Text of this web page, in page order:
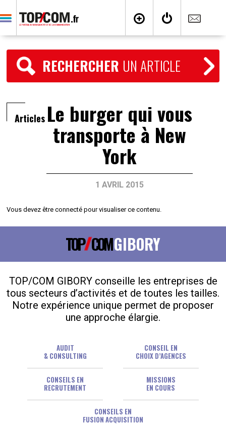
RECHERCHER UN ARTICLE
Articles Le burger qui vous
transporte à New
York
1 AVRIL 2015
Vous devez être connecté pour visualiser ce contenu.
TOP COMGIBORY
TOP/COM GIBORY conseille les entreprises de
tous secteurs d’activités et de toutes les tailles.
Notre expérience unique permet de proposer
une approche élargie.
AUDIT
& CONSULTING
CONSEIL EN
CHOIX D’AGENCES
CONSEILS EN
RECRUTEMENT
MISSIONS
EN COURS
CONSEILS EN
FUSION ACQUISITION